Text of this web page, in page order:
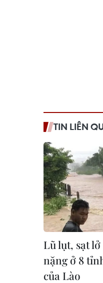
TIN LIÊN
Lũ lụt, sạt
nặng ở 8
của Lào